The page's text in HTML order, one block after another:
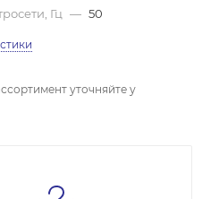
Гц — 50
уточняйте у